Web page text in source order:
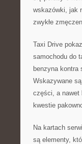
wskazówki, jak
zwykłe
Taxi Drive
samochodu do
benzyna kontra
Wskazywane
części, a nawet
kwestie
Na kartach
są elementy,